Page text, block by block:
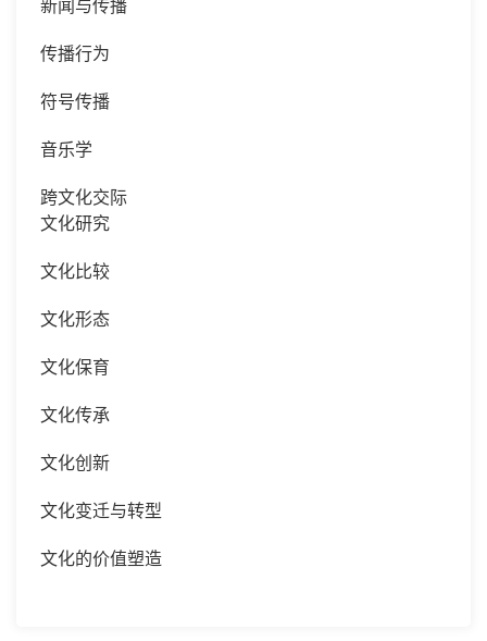
新闻与传播
传播行为
符号传播
音乐学
跨文化交际
文化研究
文化比较
文化形态
文化保育
文化传承
文化创新
文化变迁与转型
文化的价值塑造